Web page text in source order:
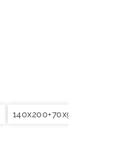
140x200+70x90cm